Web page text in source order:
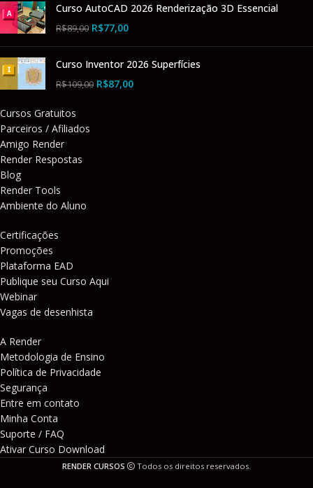
Curso AutoCAD 2026 Renderização 3D Essencial
R$89,00 R$77,00
Curso Inventor 2026 Superfícies
R$109,00 R$87,00
Cursos Gratuitos
Parceiros / Afiliados
Amigo Render
Render Respostas
Blog
Render Tools
Ambiente do Aluno
Certificações
Promoções
Plataforma EAD
Publique seu Curso Aqui
Webinar
Vagas de desenhista
A Render
Metodologia de Ensino
Política de Privacidade
Segurança
Entre em contato
Minha Conta
Suporte / FAQ
Ativar Curso Download
RENDER CURSOS Todos os direitos reservados.